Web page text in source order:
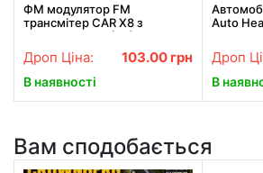
ФМ модулятор FM
трансмiтер CAR X8 з
Bluetooth MP3 (X8)
Дроп Ціна: 103.00 грн
В наявності
Auto
Дроп
В
Вам сподобається